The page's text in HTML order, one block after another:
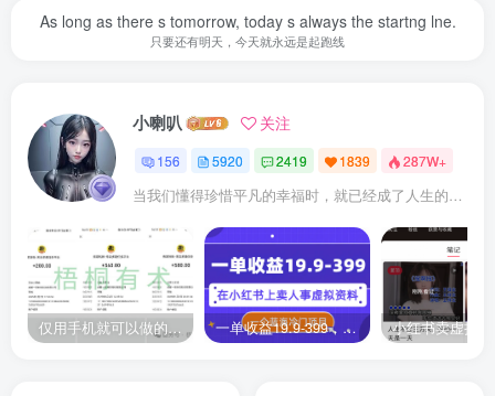
As long as there s tomorrow, today s always the startng lne.
只要还有明天，今天就永远是起跑线
小喇叭 关注
156 5920 2419 1839 287W+
当我们懂得珍惜平凡的幸福时，就已经成了人生的赢家
仅用手机就可以做的小项目，当天就能见钱，每天100-300 一单收益19.9-399，一个蓝海冷门项目，在小红书上卖人事虚拟资料